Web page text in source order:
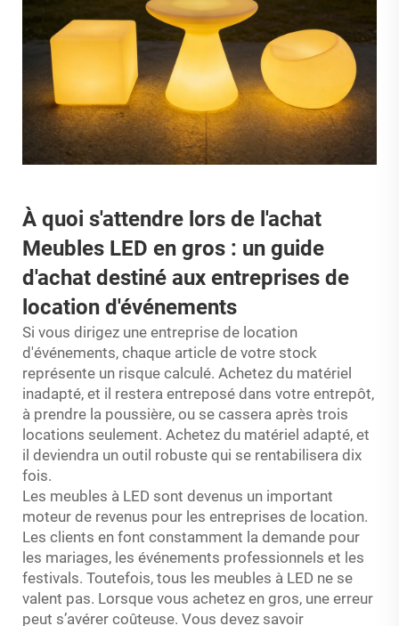
À quoi s'attendre lors de l'achat
Meubles LED en gros : un guide
d'achat destiné aux entreprises de
location d'événements
Si vous dirigez une entreprise de location
d'événements, chaque article de votre stock
représente un risque calculé. Achetez du matériel
inadapté, et il restera entreposé dans votre entrepôt,
à prendre la poussière, ou se cassera après trois
locations seulement. Achetez du matériel adapté, et
il deviendra un outil robuste qui se rentabilisera dix
fois.
Les meubles à LED sont devenus un important
moteur de revenus pour les entreprises de location.
Les clients en font constamment la demande pour
les mariages, les événements professionnels et les
festivals. Toutefois, tous les meubles à LED ne se
valent pas. Lorsque vous achetez en gros, une erreur
peut s’avérer coûteuse. Vous devez savoir